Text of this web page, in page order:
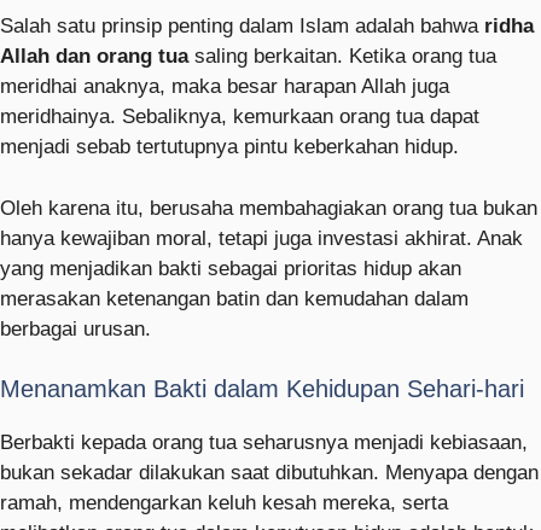
Salah satu prinsip penting dalam Islam adalah bahwa ridha
Allah dan orang tuasaling berkaitan. Ketika orang tua
meridhai anaknya, maka besar harapan Allah juga
meridhainya. Sebaliknya, kemurkaan orang tua dapat
menjadi sebab tertutupnya pintu keberkahan hidup.
Oleh karena itu, berusaha membahagiakan orang tua bukan
hanya kewajiban moral, tetapi juga investasi akhirat. Anak
yang menjadikan bakti sebagai prioritas hidup akan
merasakan ketenangan batin dan kemudahan dalam
berbagai urusan.
Menanamkan Bakti dalam Kehidupan Sehari-hari
Berbakti kepada orang tua seharusnya menjadi kebiasaan,
bukan sekadar dilakukan saat dibutuhkan. Menyapa dengan
ramah, mendengarkan keluh kesah mereka, serta